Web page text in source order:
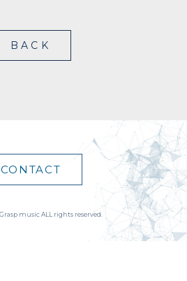
BACK
CONTACT
music ALL rights reserved.